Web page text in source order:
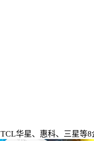
TCL华星、惠科、三星等8